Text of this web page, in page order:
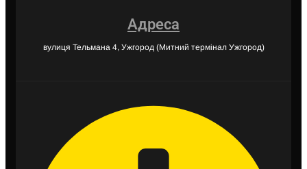
Адреса
вулиця Тельмана 4, Ужгород (Митний термінал Ужгород)